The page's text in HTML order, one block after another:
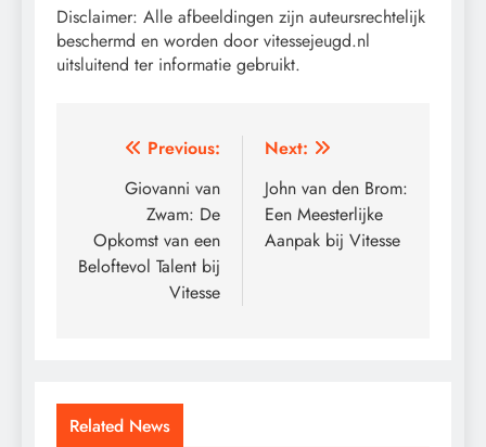
Disclaimer: Alle afbeeldingen zijn auteursrechtelijk
beschermd en worden door vitessejeugd.nl
uitsluitend ter informatie gebruikt.
Post
navigation
Previous:
Giovanni van
Zwam: De
Opkomst van een
Beloftevol Talent bij
Vitesse
Next:
John van den Brom:
Een Meesterlijke
Aanpak bij Vitesse
Related News